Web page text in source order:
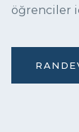
öğrenciler